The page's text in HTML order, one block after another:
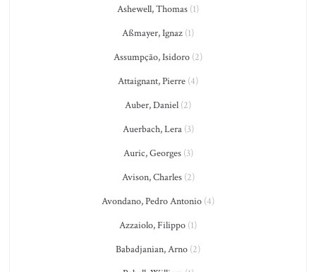
Ashewell, Thomas (1)
Aßmayer, Ignaz (1)
Assumpção, Isidoro (2)
Attaignant, Pierre (4)
Auber, Daniel (2)
Auerbach, Lera(3)
Auric, Georges(3)
Avison, Charles(2)
Avondano, Pedro Antonio (4)
Azzaiolo, Filippo (1)
Babadjanian, Arno (2)